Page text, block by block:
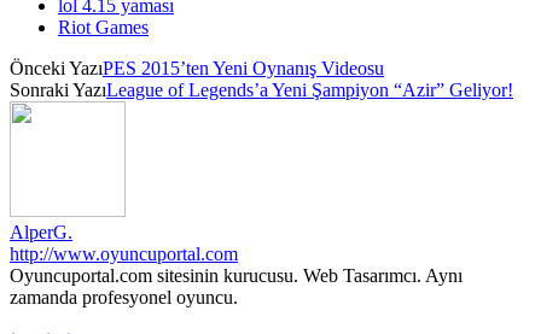
lol 4.15 yaması
Riot Games
Önceki YazıPES 2015’ten Yeni Oynanış Videosu
Sonraki YazıLeague of Legends’a Yeni Şampiyon “Azir” Geliyor!
AlperG.
http://www.oyuncuportal.com
Oyuncuportal.com sitesinin kurucusu. Web Tasarımcı. Aynı
zamanda profesyonel oyuncu.